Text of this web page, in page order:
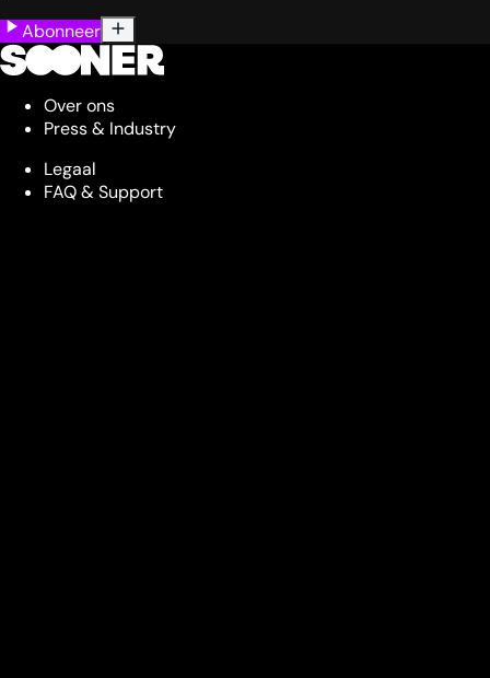
Abonneer
Over ons
Press & Industry
Legaal
FAQ & Support